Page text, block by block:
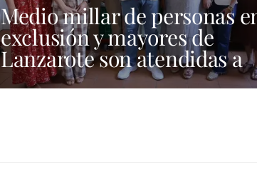
Medio millar de personas
exclusión y mayores de
Lanzarote son atendidas a
través de programas